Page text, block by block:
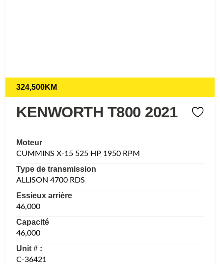
324,500KM
KENWORTH T800 2021
Moteur
CUMMINS X-15 525 HP 1950 RPM
Type de transmission
ALLISON 4700 RDS
Essieux arrière
46,000
Capacité
46,000
Unit # :
C-36421